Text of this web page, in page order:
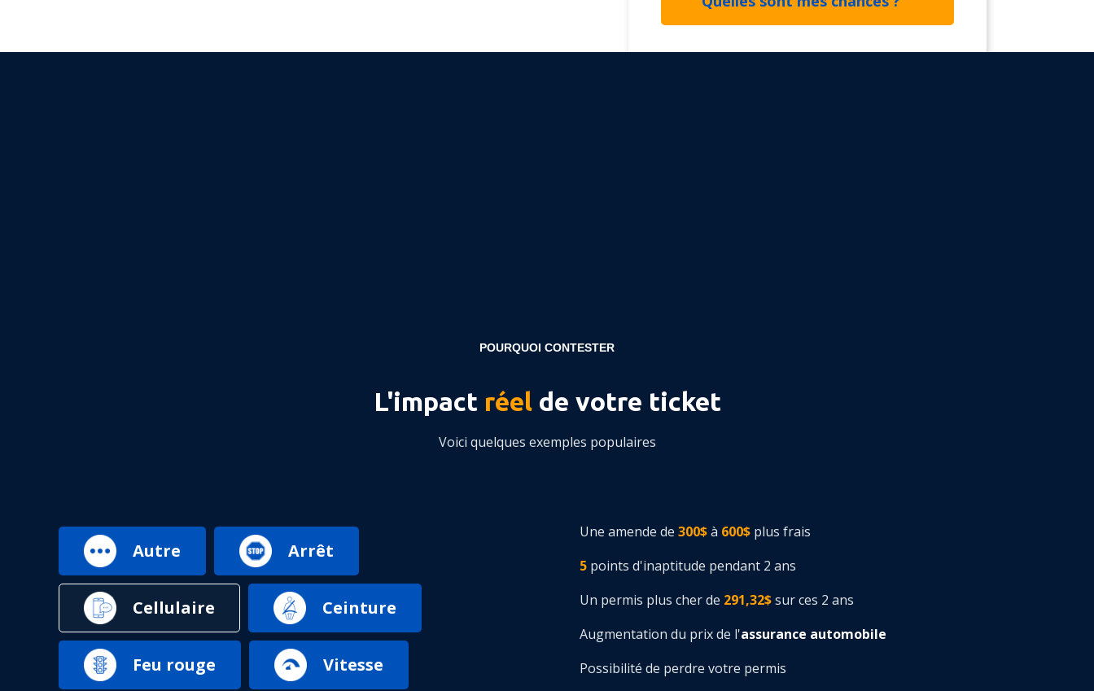
POURQUOI CONTESTER
L'impact réelde votre ticket
Voici quelques exemples populaires
Autre Arrêt
Cellulaire Ceinture
Feu rouge Vitesse
Une amende de 300$à 600$ plus frais
5 points d'inaptitude pendant 2 ans
Un permis plus cher de 291,32$sur ces 2 ans
Augmentation du prix de l'assurance automobile
Possibilité de perdre votre permis